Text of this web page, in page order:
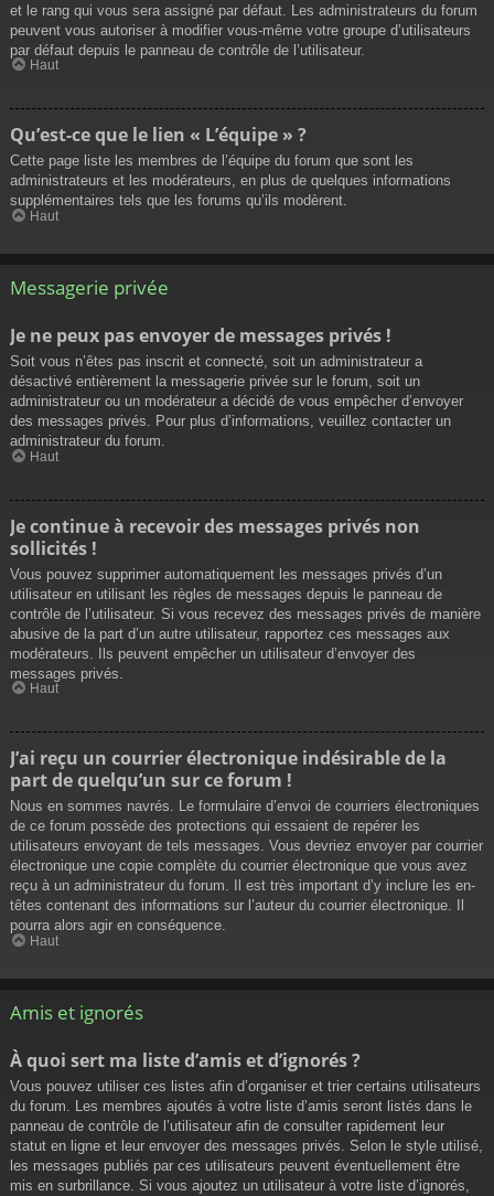
et le rang qui vous sera assigné par défaut. Les administrateurs du forum
peuvent vous autoriser à modifier vous-même votre groupe d’utilisateurs
par défaut depuis le panneau de contrôle de l’utilisateur.
Haut
Qu’est-ce que le lien « L’équipe » ?
Cette page liste les membres de l’équipe du forum que sont les
administrateurs et les modérateurs, en plus de quelques informations
supplémentaires tels que les forums qu’ils modèrent.
Haut
Messagerie privée
Je ne peux pas envoyer de messages privés !
Soit vous n’êtes pas inscrit et connecté, soit un administrateur a
désactivé entièrement la messagerie privée sur le forum, soit un
administrateur ou un modérateur a décidé de vous empêcher d’envoyer
des messages privés. Pour plus d’informations, veuillez contacter un
administrateur du forum.
Haut
Je continue à recevoir des messages privés non
sollicités !
Vous pouvez supprimer automatiquement les messages privés d’un
utilisateur en utilisant les règles de messages depuis le panneau de
contrôle de l’utilisateur. Si vous recevez des messages privés de manière
abusive de la part d’un autre utilisateur, rapportez ces messages aux
modérateurs. Ils peuvent empêcher un utilisateur d’envoyer des
messages privés.
Haut
J’ai reçu un courrier électronique indésirable de la
part de quelqu’un sur ce forum !
Nous en sommes navrés. Le formulaire d’envoi de courriers électroniques
de ce forum possède des protections qui essaient de repérer les
utilisateurs envoyant de tels messages. Vous devriez envoyer par courrier
électronique une copie complète du courrier électronique que vous avez
reçu à un administrateur du forum. Il est très important d’y inclure les en-
têtes contenant des informations sur l’auteur du courrier électronique. Il
pourra alors agir en conséquence.
Haut
Amis et ignorés
À quoi sert ma liste d’amis et d’ignorés ?
Vous pouvez utiliser ces listes afin d’organiser et trier certains utilisateurs
du forum. Les membres ajoutés à votre liste d’amis seront listés dans le
panneau de contrôle de l’utilisateur afin de consulter rapidement leur
statut en ligne et leur envoyer des messages privés. Selon le style utilisé,
les messages publiés par ces utilisateurs peuvent éventuellement être
mis en surbrillance. Si vous ajoutez un utilisateur à votre liste d’ignorés,